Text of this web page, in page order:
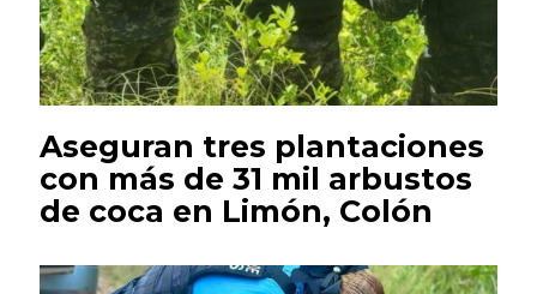
Aseguran tres plantaciones
con más de 31 mil arbustos
de coca en Limón, Colón